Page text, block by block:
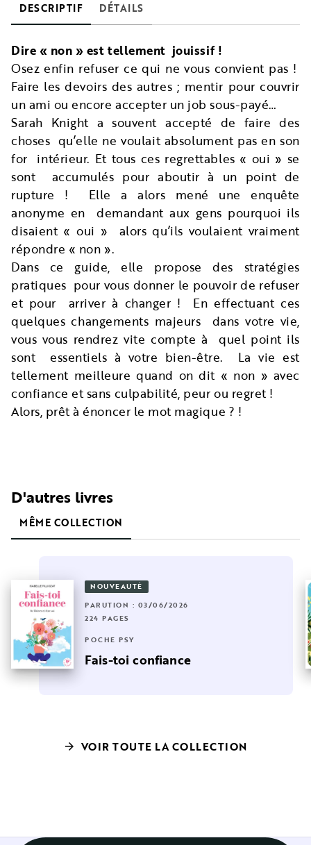
DESCRIPTIF DÉTAILS
Dire « non » est tellement jouissif !
Osez enfin refuser ce qui ne vous convient pas !
Faire les devoirs des autres ; mentir pour couvrir
un ami ou encore accepter un job sous-payé…
Sarah Knight a souvent accepté de faire des
choses qu’elle ne voulait absolument pas en son
for intérieur. Et tous ces regrettables « oui » se
sont accumulés pour aboutir à un point de
rupture ! Elle a alors mené une enquête
anonyme en demandant aux gens pourquoi ils
disaient « oui » alors qu’ils voulaient vraiment
répondre « non ».
Dans ce guide, elle propose des stratégies
pratiques pour vous donner le pouvoir de refuser
et pour arriver à changer ! En effectuant ces
quelques changements majeurs dans votre vie,
vous vous rendrez vite compte à quel point ils
sont essentiels à votre bien-être. La vie est
tellement meilleure quand on dit « non » avec
confiance et sans culpabilité, peur ou regret !
Alors, prêt à énoncer le mot magique ? !
D'autres livres
MÊME COLLECTION
NOUVEAUTÉ
PARUTION : 03/06/2026
224 PAGES
POCHE PSY
Fais-toi confiance
arrow_forward VOIR TOUTE LA COLLECTION